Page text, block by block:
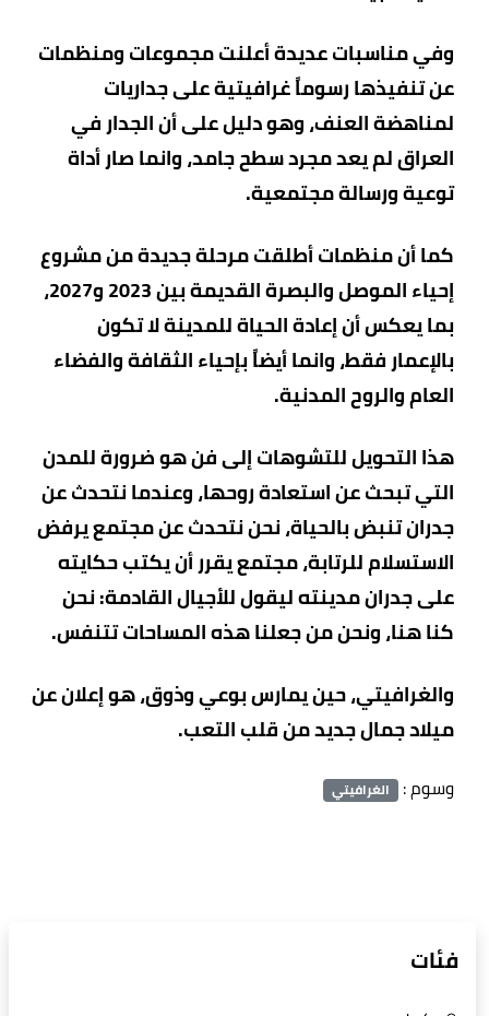
وفي مناسبات عديدة أعلنت مجموعات ومنظمات
عن تنفيذها رسوماً غرافيتية على جداريات
لمناهضة العنف، وهو دليل على أن الجدار في
العراق لم يعد مجرد سطح جامد، وانما صار أداة
توعية ورسالة مجتمعية.
كما أن منظمات أطلقت مرحلة جديدة من مشروع
إحياء الموصل والبصرة القديمة بين 2023 و2027،
بما يعكس أن إعادة الحياة للمدينة لا تكون
بالإعمار فقط، وانما أيضاً بإحياء الثقافة والفضاء
العام والروح المدنية.
هذا التحويل للتشوهات إلى فن هو ضرورة للمدن
التي تبحث عن استعادة روحها، وعندما نتحدث عن
جدران تنبض بالحياة، نحن نتحدث عن مجتمع يرفض
الاستسلام للرتابة، مجتمع يقرر أن يكتب حكايته
على جدران مدينته ليقول للأجيال القادمة: نحن
كنا هنا، ونحن من جعلنا هذه المساحات تتنفس.
والغرافيتي، حين يمارس بوعي وذوق، هو إعلان عن
ميلاد جمال جديد من قلب التعب.
وسوم : الغرافيتي
فئات